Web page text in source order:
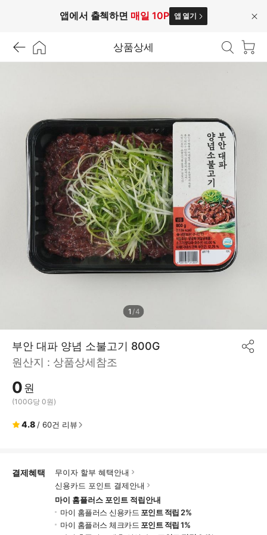
앱에서 출첵하면 매일 10P 앱 열기
닫
상품상세
1 /4
부안 대파 양념 소불고기 800G
원산지 : 상품상세참조
0원
(100G당 0원)
4.8 / 60건 리뷰
공
결제혜택
무이자 할부 혜택안내
신용카드 포인트 결제안내
마이 홈플러스 포인트 적립안내
마이 홈플러스 신용카드 포인트 적립 2%
마이 홈플러스 체크카드 포인트 적립 1%